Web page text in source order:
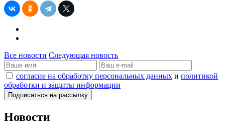
Все новости Следующая новость
согласие на обработку персональных данных и политикой
обработки и защиты информации
Новости